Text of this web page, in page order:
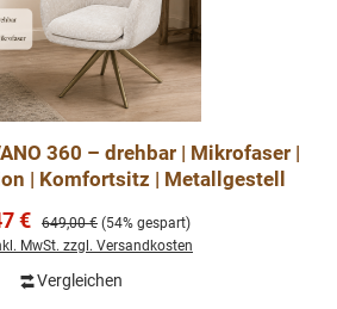
360 – drehbar | Mikrofaser |
| Komfortsitz | Metallgestell
€ Regulärer Preis:
649,00 € (54% gespart)
MwSt. zzgl. Versandkosten
Vergleichen